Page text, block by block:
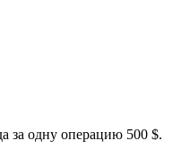
за одну операцию 500 $.